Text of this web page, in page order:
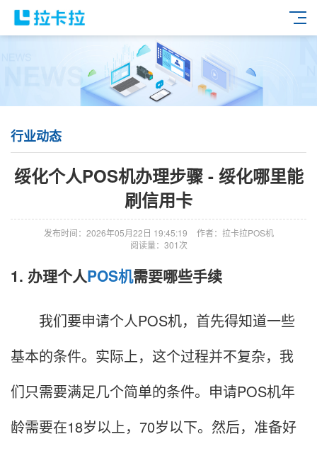
行业动态
绥化个人POS机办理步骤 - 绥化哪里能
刷信用卡
发布时间：2026年05月22日 19:45:19
作者：拉卡拉POS机
阅读量：301次
1. 办理个人POS机需要哪些手续
我们要申请个人POS机，首先得知道一些
基本的条件。实际上，这个过程并不复杂，我
们只需要满足几个简单的条件。申请POS机年
龄需要在18岁以上，70岁以下。然后，准备好